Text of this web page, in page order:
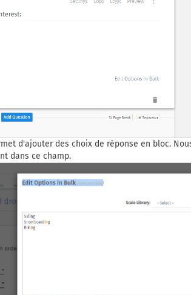
d'ajouter des choix de réponse en bloc.
dans ce champ.